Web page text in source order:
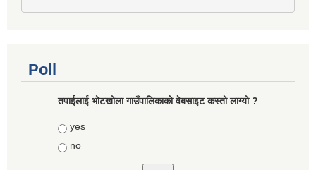
Poll
तपाईलाई भोटखोला गाउँपालिकाकाे वेबसाइट कस्तो लाग्यो ?
Choices
yes
no